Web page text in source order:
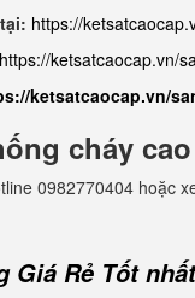
https://
https://ketsatcaocap.vn/
ketsatcaocap.vn/
cháy
0982770404 hoặc
Giá Rẻ Tốt